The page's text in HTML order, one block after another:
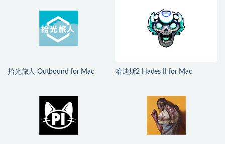
拾光旅人 Outbound for Mac
哈迪斯2 Hades II for Mac